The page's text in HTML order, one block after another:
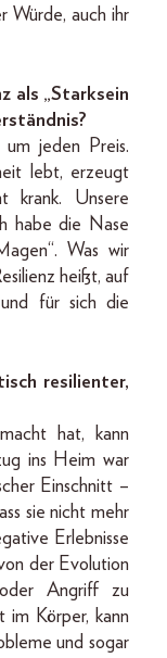
Würde, auch ihr
als „Starksein
um jeden Preis.
lebt, erzeugt
krank. Unsere
habe die Nase
Was wir
heißt, auf
für sich die
resilienter,
hat, kann
ins Heim war
Einschnitt –
sie nicht mehr
Erlebnisse
der Evolution
Angriff zu
im Körper, kann
und sogar